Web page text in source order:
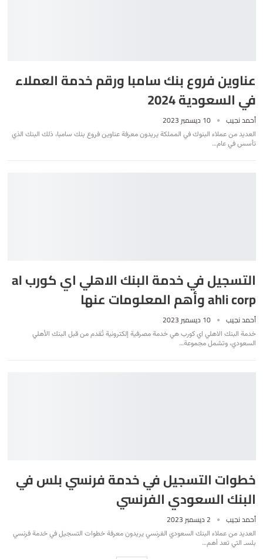
عناوين فروع بنك سامبا ورقم خدمة العملاء
في السعودية 2024
أحمد نجيب 10 ديسمبر 2023
العديد من عملاء البنوك في المملكة يريدون معرفة عناوين فروع بنك سامبا، ذلك البنك الذي
تأسس في عام…
التسجيل في خدمة البنك الاهلي اي كورب al
ahli corp وأهم المعلومات عنها
أحمد نجيب 10 ديسمبر 2023
خدمة البنك الاهلي اي كورب هي خدمة مصرفية إلكترونية تُقدم من قبل البنك الأهلي
السعودي، وتشمل مجموعة…
خطوات التسجيل في خدمة فرنسي بلس في
البنك السعودي الفرنسي
أحمد نجيب 2 ديسمبر 2023
العديد من عملاء البنك السعودي الفرنسي يريدون معرفة خطوات التسجيل في خدمة فرنسي
بلسـ التي تعد أهم…